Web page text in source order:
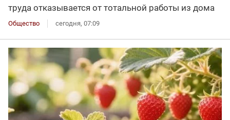
труда отказывается от тотальной работы из дома
Общество сегодня, 07:09